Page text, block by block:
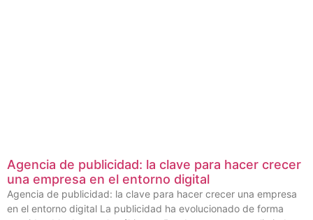
Agencia de publicidad: la clave para hacer crecer
una empresa en el entorno digital
Agencia de publicidad: la clave para hacer crecer una empresa
en el entorno digital La publicidad ha evolucionado de forma